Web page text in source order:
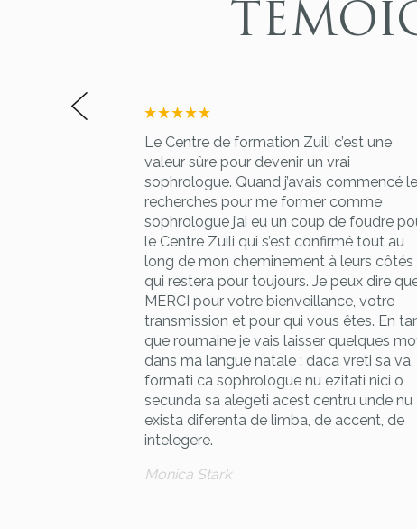
Le Centre de formation Zuili c’est une
valeur sûre pour devenir un vrai
sophrologue. Quand j’avais commencé
recherches pour me former comme
sophrologue j’ai eu un coup de foudre
le Centre Zuili qui s’est confirmé tout au
long de mon cheminement à leurs côtés
qui restera pour toujours. Je peux dire
MERCI pour votre bienveillance, votre
transmission et pour qui vous êtes. En
que roumaine je vais laisser quelques
dans ma langue natale : daca vreti sa va
formati ca sophrologue nu ezitati nici o
secunda sa alegeti acest centru unde nu
exista diferenta de limba, de accent, de
intelegere.
Monica Stark